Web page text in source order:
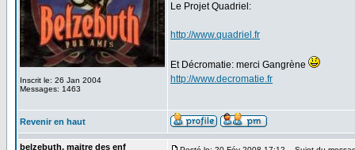
Inscrit le: 26 Jan 2004
Messages: 1463
Le Projet Quadriel:
http://www.quadriel.fr
Et Décromatie: merci Gangrène
http://www.decromatie.fr
Revenir en haut
belzebuth, maitre des enf